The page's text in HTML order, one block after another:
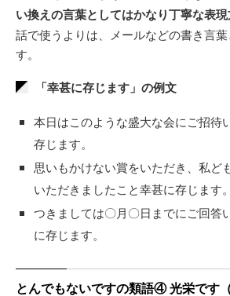
い換えの言葉としてはかなり丁寧な表
話で使うよりは、メールなどの書き言
す。
「幸甚に存じます」の例文
本日はこのような盛大な会にご招待
存じます。
思いもかけない賞をいただき、私ど
いただきましたこと幸甚に存じます。
つきましては〇月〇日までにご回答
に存じます。
とんでもないですの類語④ 光栄です